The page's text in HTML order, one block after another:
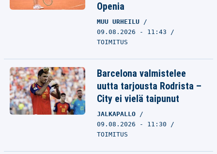
Openia
MUU URHEILU
09.08.2026 - 11:43
TOIMITUS
Barcelona valmistelee
uutta tarjousta Rodrista –
City ei vielä taipunut
JALKAPALLO
09.08.2026 - 11:30
TOIMITUS